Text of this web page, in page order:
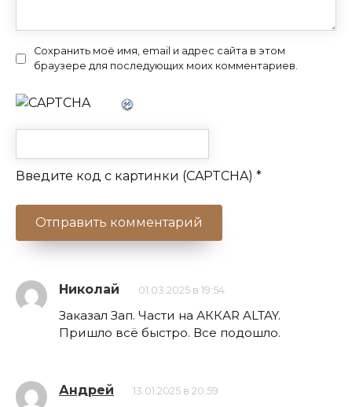
Сохранить моё имя, email и адрес сайта в этом
браузере для последующих моих комментариев.
Введите код с картинки (CAPTCHA) *
Николай 01.03.2025 в 19:54
Заказал Зап. Части на АККАR ALTAY.
Пришло всё быстро. Все подошло.
Андрей 13.01.2025 в 20:59